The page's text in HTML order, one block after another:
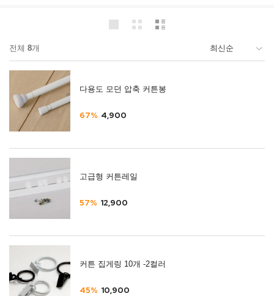
전체 8개
다용도 모던 압축 커튼봉
67% 4,900
고급형 커튼레일
57% 12,900
커튼 집게링 10개 -2컬러
45% 10,900